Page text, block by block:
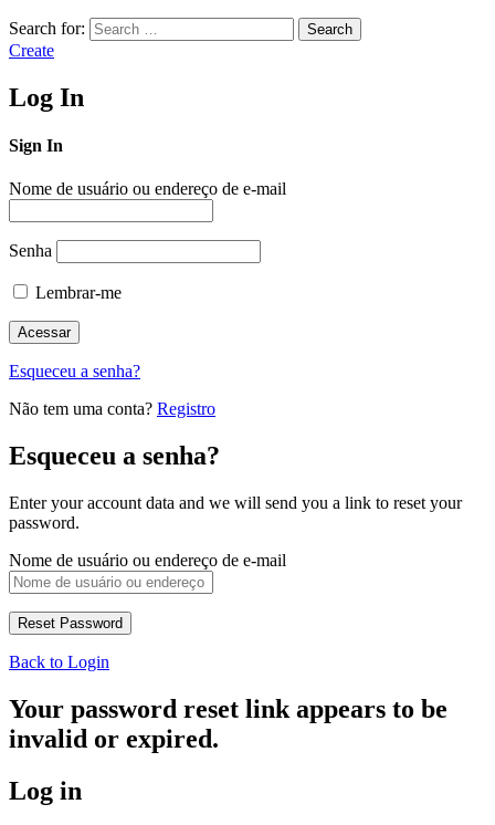
Search for: Search
Create
Log In
Sign In
Nome de usuário ou endereço de e-mail
Senha
Lembrar-me
Esqueceu a senha?
Não tem uma conta? Registro
Esqueceu a senha?
Enter your account data and we will send you a link to reset your
password.
Nome de usuário ou endereço de e-mail
Back to Login
Your password reset link appears to be
invalid or expired.
Log in